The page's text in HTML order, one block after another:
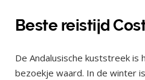
Beste reistijd
De Andalusische kuststreek is
bezoekje waard. In de winter